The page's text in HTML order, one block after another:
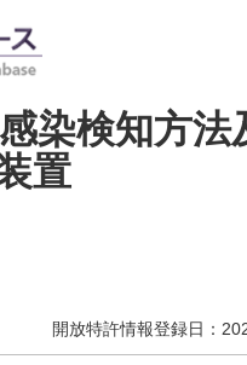
染検知方法
置
開放特許情報登録日：